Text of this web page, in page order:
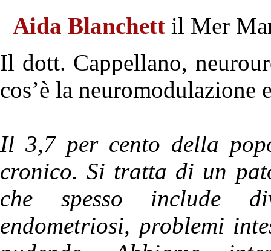
Aida Blanchett il Mer
Il dott. Cappellano,
cos’è la neuromodulazione
Il 3,7 per cento della
cronico. Si tratta di un
che spesso include
endometriosi, problemi